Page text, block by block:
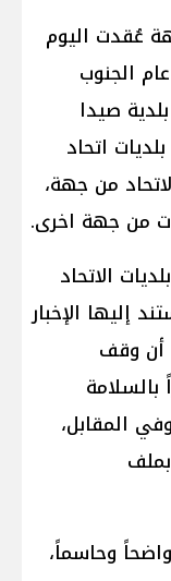
عُقدت اليوم
الجنوب
صيدا
اتحاد
من جهة،
من جهة اخرى.
الاتحاد
إليها الإخبار
أن وقف
بالسلامة
المقابل،
وحاسماً،